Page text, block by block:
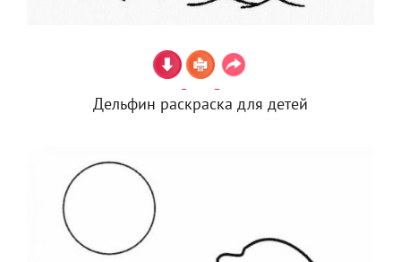
Дельфин раскраска для детей